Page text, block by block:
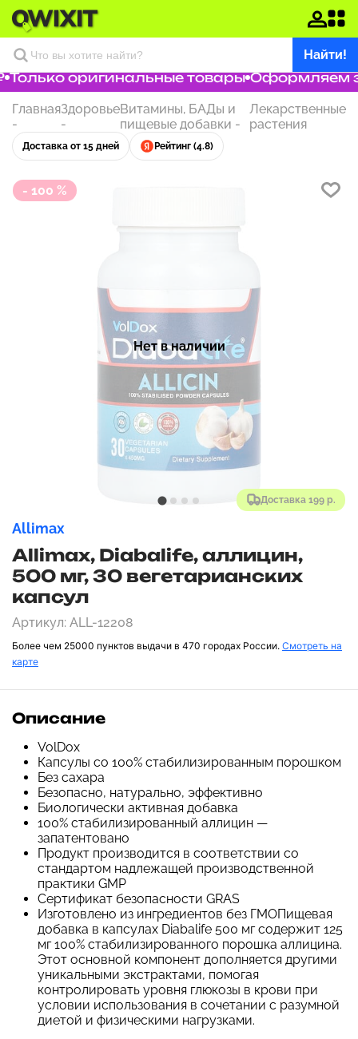
Найти!
оригинальные товары Оформляем
Главная
-
Здоровье
-
Витамины, БАДы и
пищевые добавки -
Лекарственные
растения
Доставка от 15 дней Рейтинг (4.8)
- 100 %
Доставка 199 р.
Нет в наличии
Allimax
Allimax, Diabalife, аллицин,
500 мг, 30 вегетарианских
капсул
Артикул: ALL-12208
Более чем 25000 пунктов выдачи в 470 городах России. Смотреть на
карте
Описание
VolDox
Капсулы со 100% стабилизированным порошком
Без сахара
Безопасно, натурально, эффективно
Биологически активная добавка
100% стабилизированный аллицин —
запатентовано
Продукт производится в соответствии со
стандартом надлежащей производственной
практики GMP
Сертификат безопасности GRAS
Изготовлено из ингредиентов без ГМОПищевая
добавка в капсулах Diabalife 500 мг содержит 125
мг 100% стабилизированного порошка аллицина.
Этот основной компонент дополняется другими
уникальными экстрактами, помогая
контролировать уровня глюкозы в крови при
условии использования в сочетании с разумной
диетой и физическими нагрузками.